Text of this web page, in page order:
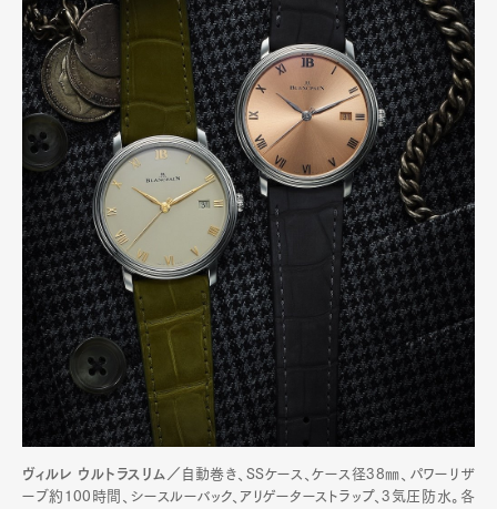
ヴィルレ ウルトラスリム／ 自動巻き、SSケース、ケース径38㎜、パワーリザ
ーブ約100時間、シースルーバック、アリゲーターストラップ、3気圧防水。各